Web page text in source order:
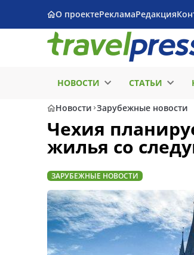
О проектеРекламаРедакция
НОВОСТИ СТАТЬИ
Новости Зарубежные новости
Чехия
жилья со
ЗАРУБЕЖНЫЕ НОВОСТИ